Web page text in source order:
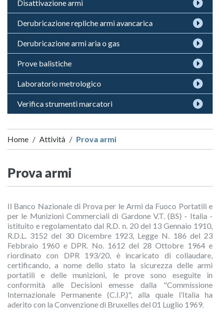
Disattivazione armi
Derubricazione repliche armi avancarica
Derubricazione armi aria o gas
Prove balistiche
Laboratorio metrologico
Verifica strumenti marcatori
Home Attività Prova armi
Prova armi
Il Banco Nazionale di Prova per le Armi da Fuoco Portatili e
per le Munizioni Commerciali di Gardone V.T. (BS) - Italia -
istituito e regolamentato dal R.D. n. 20 del 13 Gennaio 1910,
R.D.L. 3152 del 30 Dicembre 1923, Legge N. 186 del 23
Febbraio 1960 e DPR. No. 1612 del 28 Ottobre 1964 e
riordinato con DPR 193/20, è incaricato di collaudare,
certificando, a nome dello stato la sicurezza delle armi
portatili e delle munizioni, le prove sono eseguite in
conformità alle Decisioni emesse dalla "Commissione
Internazionale Permanente (C.I.P.)", alla quale l’Italia ha
aderito con la Convenzione di Bruxelles del 01 Luglio 1969.